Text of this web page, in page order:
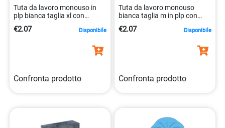
Tuta da lavoro monouso in
plp bianca taglia xl con
elastico 8057714901026
€2.07 Disponibile
Confronta prodotto
Tuta da lavoro monouso
bianca taglia m in plp con
cappuccio elastico
8057714900982
€2.07 Disponibile
Confronta prodotto